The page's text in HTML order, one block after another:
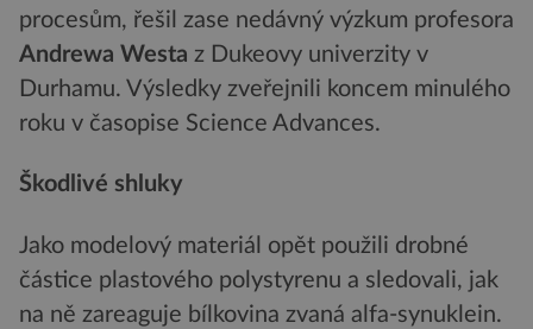
procesům, řešil zase nedávný výzkum profesora
Andrewa Westa z Dukeovy univerzity v
Durhamu. Výsledky zveřejnili koncem minulého
roku v časopise Science Advances.
Škodlivé shluky
Jako modelový materiál opět použili drobné
částice plastového polystyrenu a sledovali, jak
na ně zareaguje bílkovina zvaná alfa-synuklein.